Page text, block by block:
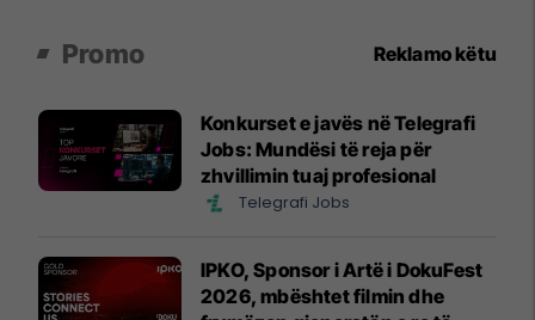
Promo Reklamo këtu
Konkurset e javës në Telegrafi
Jobs: Mundësi të reja për
zhvillimin tuaj profesional
Telegrafi Jobs
IPKO, Sponsor i Artë i DokuFest
2026, mbështet filmin dhe